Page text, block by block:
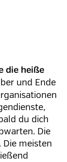
die heiße
und Ende
du dich
Die
meisten